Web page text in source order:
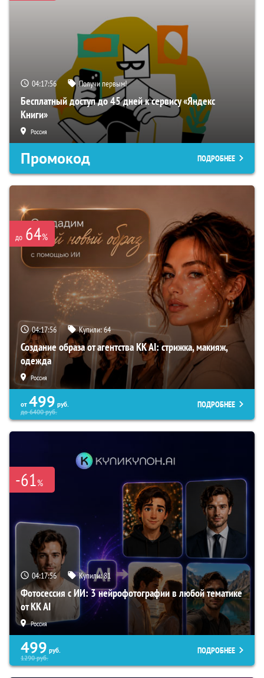
04:17:55 Получи первым!
Бесплатный доступ до 45 дней к сервису «Яндекс
Книги»
Россия
Промокод ПОДРОБНЕЕ
до 64%
04:17:55 Купили:64
Создание образа от агентства KK AI: стрижка, макияж,
одежда
Россия
от 499 руб.
до6400руб.
ПОДРОБНЕЕ
-61%
04:17:55 Купили:81
Фотосессия с ИИ: 3 нейрофотографии в любой тематике
от KK AI
Россия
499 руб.
1290руб.
ПОДРОБНЕЕ